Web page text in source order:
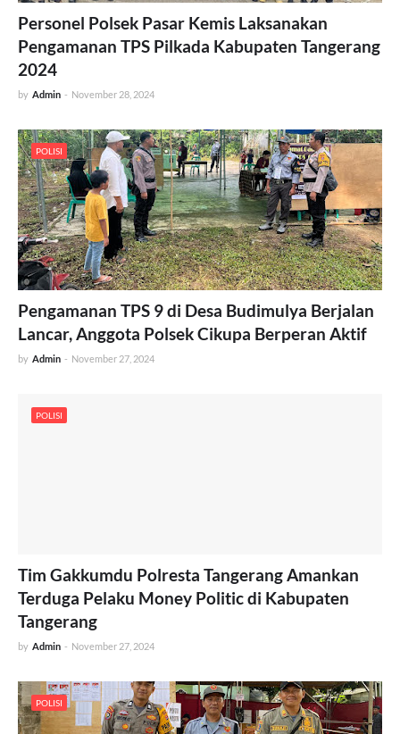
Personel Polsek Pasar Kemis Laksanakan
Pengamanan TPS Pilkada Kabupaten Tangerang
2024
by Admin - November 28, 2024
POLISI
Pengamanan TPS 9 di Desa Budimulya Berjalan
Lancar, Anggota Polsek Cikupa Berperan Aktif
by Admin - November 27, 2024
POLISI
Tim Gakkumdu Polresta Tangerang Amankan
Terduga Pelaku Money Politic di Kabupaten
Tangerang
by Admin - November 27, 2024
POLISI